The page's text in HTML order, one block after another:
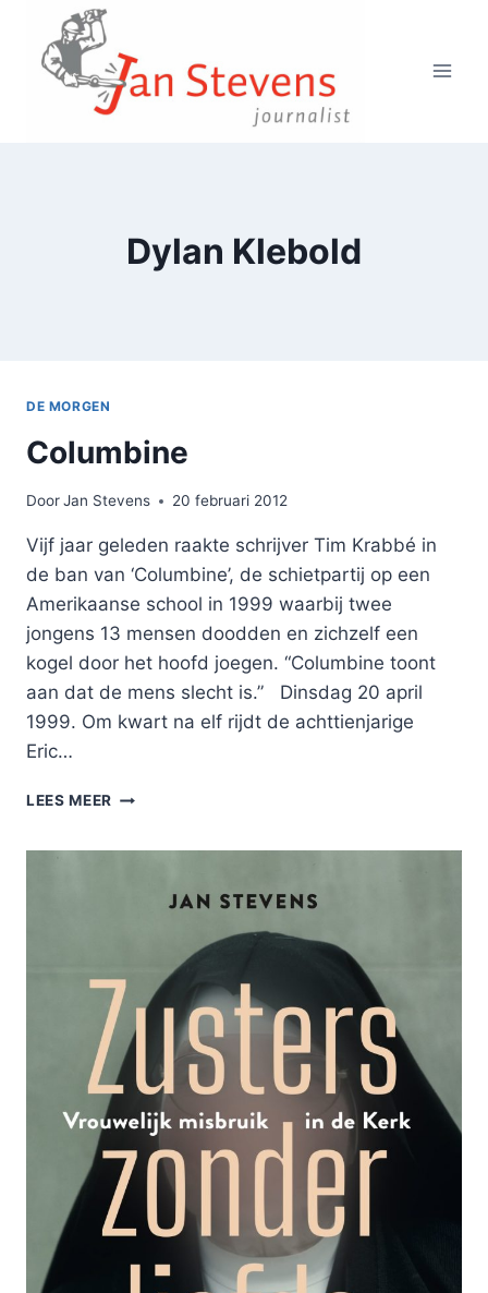
Doorgaan
inhoud
Dylan Klebold
DE MORGEN
Columbine
DoorJan Stevens 20 februari 2012
Vijf jaar geleden raakte schrijver Tim Krabbé in
de ban van ‘Columbine’, de schietpartij op een
Amerikaanse school in 1999 waarbij twee
jongens 13 mensen doodden en zichzelf een
kogel door het hoofd joegen. “Columbine toont
aan dat de mens slecht is.” Dinsdag 20 april
1999. Om kwart na elf rijdt de achttienjarige
Eric…
LEES MEER COLUMBINE